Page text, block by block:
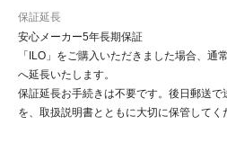
保証延長
安心メーカー5年長期保証
「ILO」をご購入いただきました場合、通
へ延長いたします。
保証延長お手続きは不要です。後日郵送で
を、取扱説明書とともに大切に保管してく